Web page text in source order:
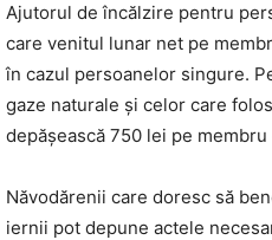
Ajutorul de încălzire pentru
care venitul lunar net pe
în cazul persoanelor singure.
gaze naturale și celor care
depășească 750 lei pe
Năvodărenii care doresc să
iernii pot depune actele